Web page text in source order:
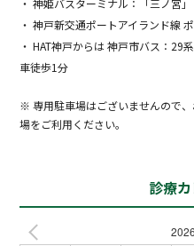
・ 神姫バスターミナル：「三ノ宮
・ 神戸新交通ポートアイランド線
・ HAT神戸からは 神戸市バス：29
車徒歩1分
※ 専用駐車場はございませんので
場をご利用ください。
診療